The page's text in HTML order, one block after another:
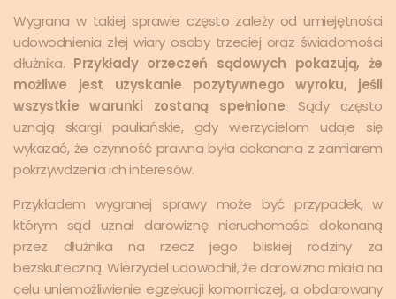
Wygrana w takiej sprawie często zależy od umiejętności
udowodnienia złej wiary osoby trzeciej oraz świadomości
dłużnika. Przykłady orzeczeń sądowych pokazują, że
możliwe jest uzyskanie pozytywnego wyroku, jeśli
wszystkie warunki zostaną spełnione. Sądy często
uznają skargi pauliańskie, gdy wierzycielom udaje się
wykazać, że czynność prawna była dokonana z zamiarem
pokrzywdzenia ich interesów.
Przykładem wygranej sprawy może być przypadek, w
którym sąd uznał darowiznę nieruchomości dokonaną
przez dłużnika na rzecz jego bliskiej rodziny za
bezskuteczną. Wierzyciel udowodnił, że darowizna miała na
celu uniemożliwienie egzekucji komorniczej, a obdarowany